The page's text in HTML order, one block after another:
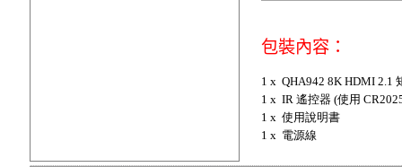
包裝內容：
1 x QHA942 8K HDMI 2.1
1 x IR 遙控器 (使用
1 x 使用說明書
1 x 電源線